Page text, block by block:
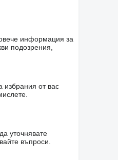
информация за
подозрения,
избрания от вас
уточнявате
въпроси.